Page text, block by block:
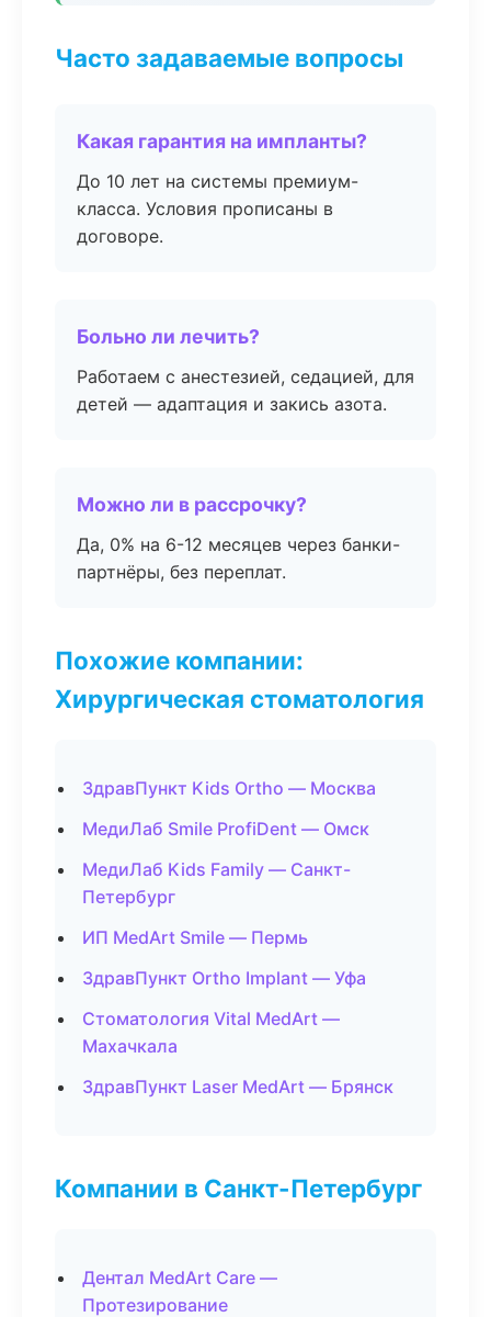
Часто задаваемые вопросы
Какая гарантия на импланты?
До 10 лет на системы премиум-
класса. Условия прописаны в
договоре.
Больно ли лечить?
Работаем с анестезией, седацией, для
детей — адаптация и закись азота.
Можно ли в рассрочку?
Да, 0% на 6-12 месяцев через банки-
партнёры, без переплат.
Похожие компании:
Хирургическая стоматология
ЗдравПункт Kids Ortho — Москва
МедиЛаб Smile ProfiDent — Омск
МедиЛаб Kids Family — Санкт-
Петербург
ИП MedArt Smile — Пермь
ЗдравПункт Ortho Implant — Уфа
Стоматология Vital MedArt —
Махачкала
ЗдравПункт Laser MedArt — Брянск
Компании в Санкт-Петербург
Дентал MedArt Care —
Протезирование